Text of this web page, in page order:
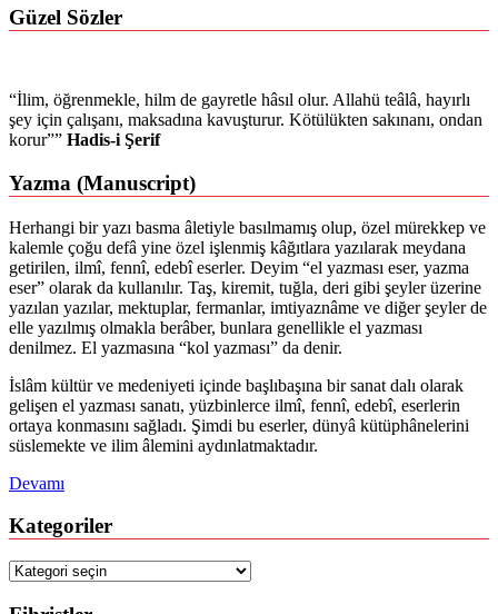
Güzel Sözler
“İlim, öğrenmekle, hilm de gayretle hâsıl olur. Allahü teâlâ, hayırlı
şey için çalışanı, maksadına kavuşturur. Kötülükten sakınanı, ondan
korur”” Hadis-i Şerif
Yazma (Manuscript)
Herhangi bir yazı basma âletiyle basılmamış olup, özel mürekkep ve
kalemle çoğu defâ yine özel işlenmiş kâğıtlara yazılarak meydana
getirilen, ilmî, fennî, edebî eserler. Deyim “el yazması eser, yazma
eser” olarak da kullanılır. Taş, kiremit, tuğla, deri gibi şeyler üzerine
yazılan yazılar, mektuplar, fermanlar, imtiyaznâme ve diğer şeyler de
elle yazılmış olmakla berâber, bunlara genellikle el yazması
denilmez. El yazmasına “kol yazması” da denir.
İslâm kültür ve medeniyeti içinde başlıbaşına bir sanat dalı olarak
gelişen el yazması sanatı, yüzbinlerce ilmî, fennî, edebî, eserlerin
ortaya konmasını sağladı. Şimdi bu eserler, dünyâ kütüphânelerini
süslemekte ve ilim âlemini aydınlatmaktadır.
Devamı
Kategoriler
Kategoriler